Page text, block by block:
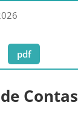
pdf
Contas